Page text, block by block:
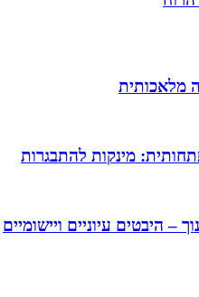
מלאכותית
מינקות להתבגרות
– היבטים עיוניים ויישומיים